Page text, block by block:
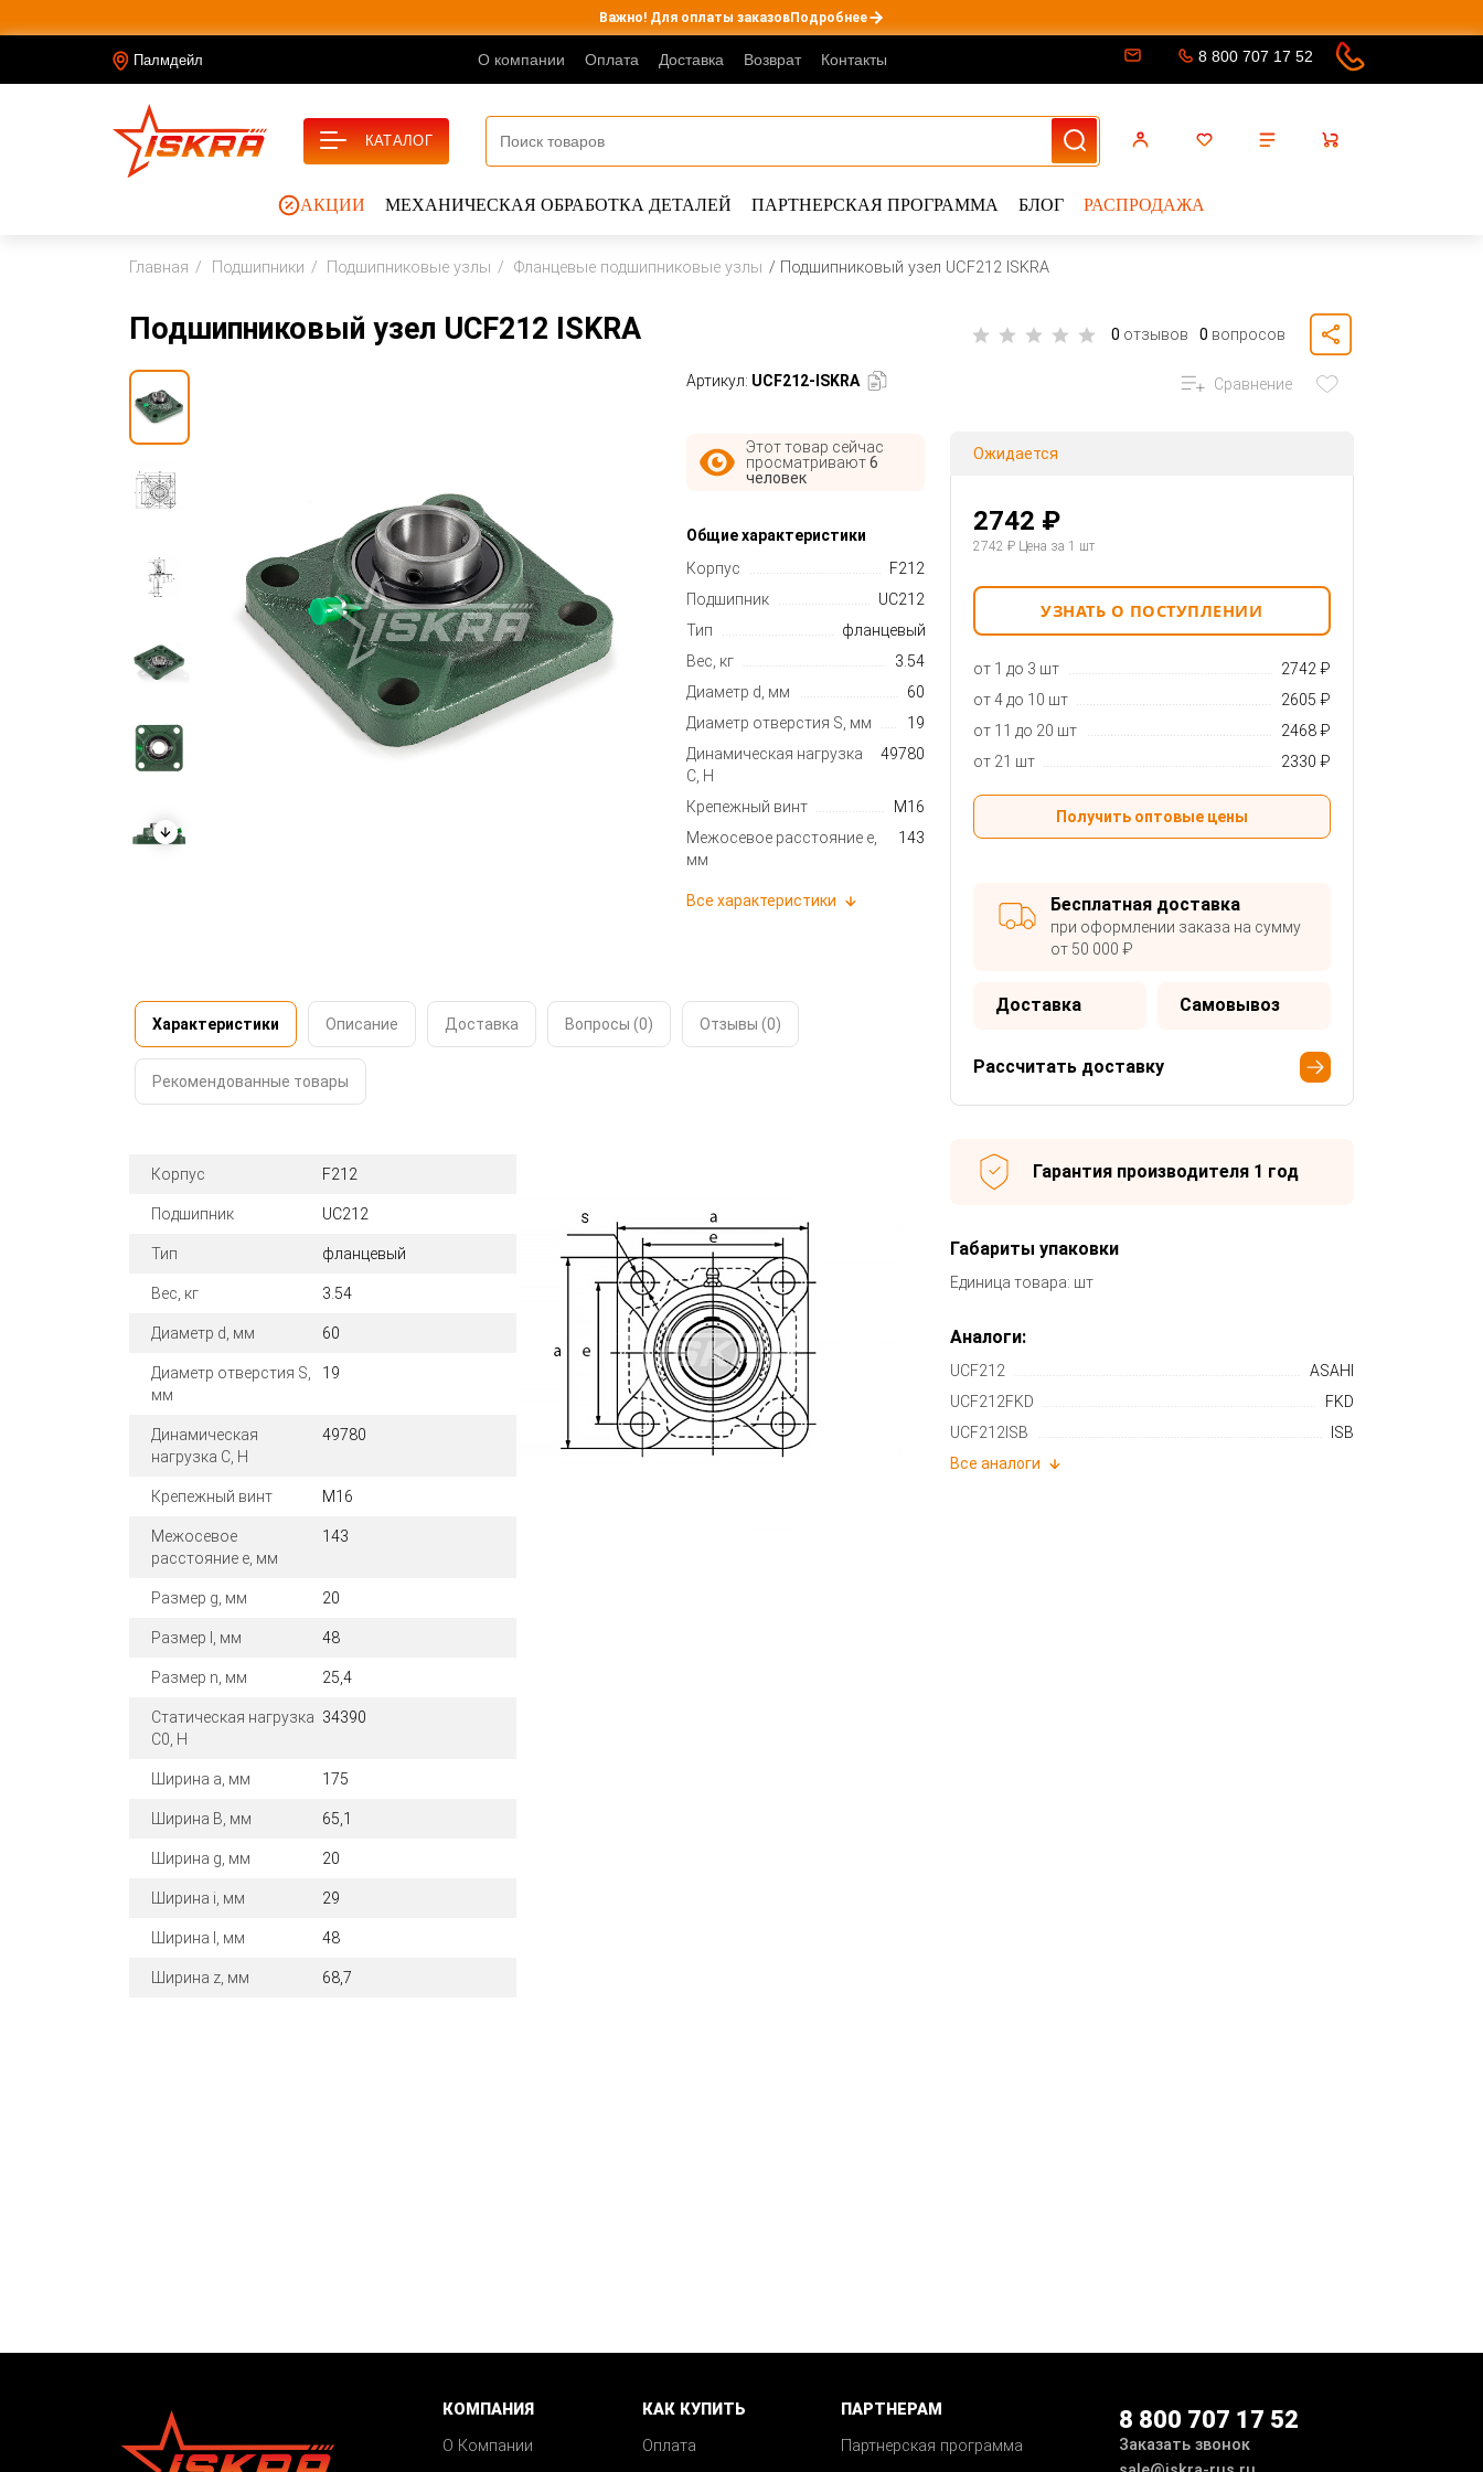
Важно! Для оплаты заказовПодробнее
Палмдейл О компании Оплата Доставка Возврат Контакты 8 800 707 17 52
АКЦИИ МЕХАНИЧЕСКАЯ ОБРАБОТКА ДЕТАЛЕЙ ПАРТНЕРСКАЯ ПРОГРАММА БЛОГ РАСПРОДАЖА
КАТАЛОГ
Главная Подшипники Подшипниковые узлы Фланцевые подшипниковые узлы Подшипниковый узел UCF212 ISKRA
Подшипниковый узел UCF212 ISKRA 0 отзывов 0 вопросов
Артикул: UCF212-ISKRA
Этот товар сейчас
просматривают6
человек
Общие характеристики
Корпус
F212
Подшипник
UC212
Тип
фланцевый
Вес, кг
3.54
Диаметр d, мм
60
Диаметр отверстия S, мм
19
Динамическая нагрузка
C, Н
49780
Крепежный винт
M16
Межосевое расстояние e,
мм
143
Все характеристики
Характеристики Описание Доставка Вопросы (0) Отзывы (0)
Рекомендованные товары
Корпус F212
Подшипник UC212
Тип фланцевый
Вес, кг 3.54
Диаметр d, мм 60
Диаметр отверстия S,
мм
19
Динамическая
нагрузка C, Н
49780
Крепежный винт M16
Межосевое
расстояние e, мм
143
Размер g, мм 20
Размер l, мм 48
Размер n, мм 25,4
Статическая нагрузка
C0, Н
34390
Ширина a, мм 175
Ширина B, мм 65,1
Ширина g, мм 20
Ширина i, мм 29
Ширина l, мм 48
Ширина z, мм 68,7
Сравнение
Ожидается
2742 ₽
2742 ₽Цена за 1 шт
УЗНАТЬ О ПОСТУПЛЕНИИ
от 1 до 3 шт
2742 ₽
от 4 до 10 шт
2605 ₽
от 11 до 20 шт
2468 ₽
от 21 шт
2330 ₽
Получить оптовые цены
Бесплатная доставка
при оформлении заказа на сумму
от 50 000 ₽
Доставка Самовывоз
Рассчитать доставку
Гарантия производителя 1 год
Габариты упаковки
Единица товара: шт
Аналоги:
UCF212
ASAHI
UCF212FKD
FKD
UCF212ISB
ISB
Все аналоги
КОМПАНИЯ
О Компании
КАК КУПИТЬ
Оплата
ПАРТНЕРАМ
Партнерская программа
8 800 707 17 52
Заказать звонок